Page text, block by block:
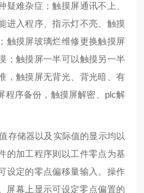
疑难杂症；触摸屏通讯不上、
进入程序、指示灯不亮、触摸
触摸屏玻璃烂维修更换触摸屏
；触摸屏一半可以触摸另一半
，触摸屏无背光、背光暗、有
程序备份，触摸屏解密、plc解
存储器以及实际值的显示均以
的加工程序则以工件零点为基
设定的零点偏移量输入。操作
屏幕上显示可设定零点偏置的